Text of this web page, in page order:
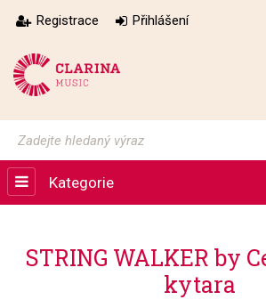
Registrace Přihlášení
Kategorie
STRING WALKER by
kytara